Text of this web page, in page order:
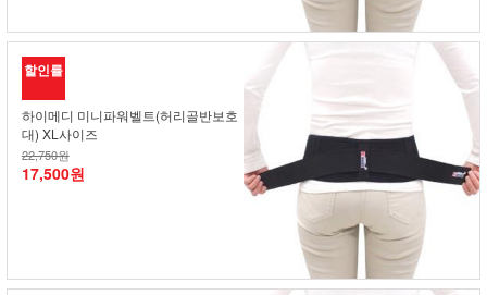
할인률
하이메디 미니파워벨트(허리골반보호
대) XL사이즈
22,750원
17,500원